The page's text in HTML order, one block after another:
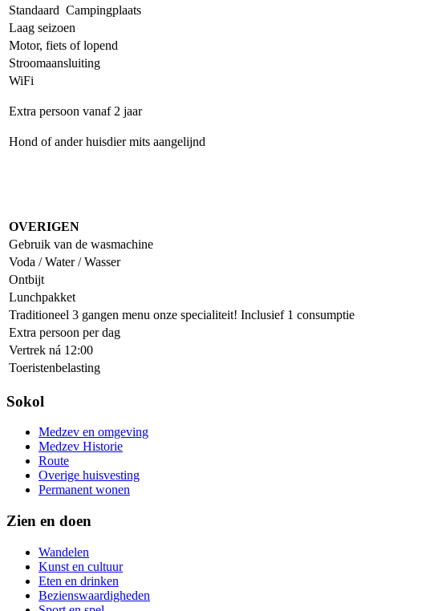
Standaard Campingplaats
Laag seizoen
Motor, fiets of lopend
Stroomaansluiting
WiFi
Extra persoon vanaf 2 jaar
Hond of ander huisdier mits aangelijnd
OVERIGEN
Gebruik van de wasmachine
Voda / Water / Wasser
Ontbijt
Lunchpakket
Traditioneel 3 gangen menu onze specialiteit! Inclusief 1 consumptie
Extra persoon per dag
Vertrek ná 12:00
Toeristenbelasting
Sokol
Medzev en omgeving
Medzev Historie
Route
Overige huisvesting
Permanent wonen
Zien en doen
Wandelen
Kunst en cultuur
Eten en drinken
Bezienswaardigheden